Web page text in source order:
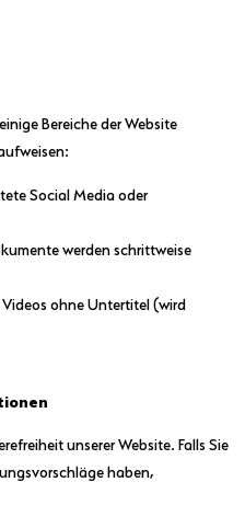
Bereiche der Website
Social Media oder
werden schrittweise
Videos ohne Untertitel (wird
unserer Website. Falls Sie
haben,